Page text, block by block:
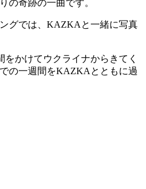
の奇跡の一曲です。
グでは、KAZKAと一緒に写真
かけてウクライナからきてく
の一週間をKAZKAとともに過